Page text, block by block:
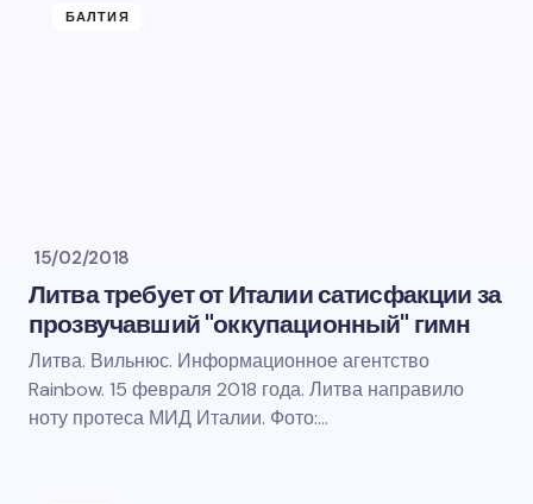
БАЛТИЯ
15/02/2018
Литва требует от Италии сатисфакции за
прозвучавший "оккупационный" гимн
Литва. Вильнюс. Информационное агентство
Rainbow. 15 февраля 2018 года. Литва направило
ноту протеса МИД Италии. Фото:…